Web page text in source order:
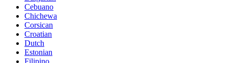
Cebuano
Chichewa
Corsican
Croatian
Dutch
Estonian